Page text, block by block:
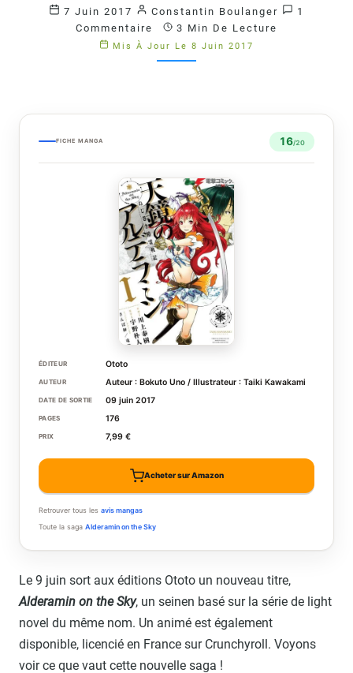
ON
THE
SKY
T1
7 Juin 2017 Constantin Boulanger
1
Commentaire
3 Min De Lecture
Mis À Jour Le 8 Juin 2017
FICHE MANGA 16/20
ÉDITEUR Ototo
AUTEUR Auteur : Bokuto Uno / Illustrateur : Taiki Kawakami
DATE DE SORTIE 09 juin 2017
PAGES 176
PRIX 7,99 €
Acheter sur Amazon
Retrouver tous les avis mangas
Toute la saga Alderamin on the Sky
Le 9 juin sort aux éditions Ototo un nouveau titre,
Alderamin on the Sky, un seinen basé sur la série de light
novel du même nom. Un animé est également
disponible, licencié en France sur Crunchyroll. Voyons
voir ce que vaut cette nouvelle saga !